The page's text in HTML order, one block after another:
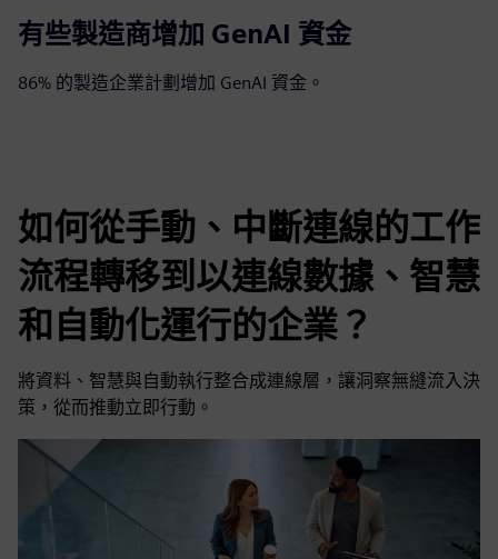
86%
有些製造商增加 GenAI 資金
86% 的製造企業計劃增加 GenAI 資金。
如何從手動、中斷連線的工作
流程轉移到以連線數據、智慧
和自動化運行的企業？
將資料、智慧與自動執行整合成連線層，讓洞察無縫流入決
策，從而推動立即行動。